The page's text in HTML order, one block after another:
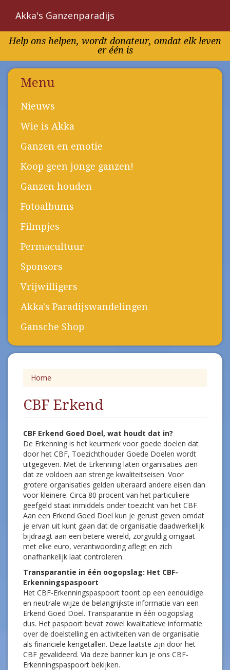
Overslaan
inhoud
Akka's Ganzenparadijs
Help ons helpen, wordt donateur, omdat elk leven
er één is
Menu
Nieuws
Wie is Akka
Ganzen en emotie
Koop geen jonge ganzen!
Ganzen houden
Fotoalbums
Filmpjes
Permacultuur
Sponsors
Vrijwilligers
Akka's Paradijswandelingen
Gansche Shop
Home
CBF Erkend
CBF Erkend Goed Doel, wat houdt dat in?
De Erkenning is het keurmerk voor goede doelen dat
door het CBF, Toezichthouder Goede Doelen wordt
uitgegeven. Met de Erkenning laten organisaties zien
dat ze voldoen aan strenge kwaliteitseisen. Voor
grotere organisaties gelden uiteraard andere eisen dan
voor kleinere. Circa 80 procent van het particuliere
geefgeld staat inmiddels onder toezicht van het CBF.
Aan een Erkend Goed Doel kun je gerust geven omdat
je ervan uit kunt gaan dat de organisatie daadwerkelijk
bijdraagt aan een betere wereld, zorgvuldig omgaat
met elke euro, verantwoording aflegt en zich
onafhankelijk laat controleren.
Transparantie in één oogopslag: Het CBF-
Erkenningspaspoort
Het CBF-Erkenningspaspoort toont op een eenduidige
en neutrale wijze de belangrijkste informatie van een
Erkend Goed Doel. Transparantie in één oogopslag
dus. Het paspoort bevat zowel kwalitatieve informatie
over de doelstelling en activiteiten van de organisatie
als financiële kengetallen. Deze laatste zijn door het
CBF gevalideerd. Via deze banner kun je ons CBF-
Erkenningspaspoort bekijken.